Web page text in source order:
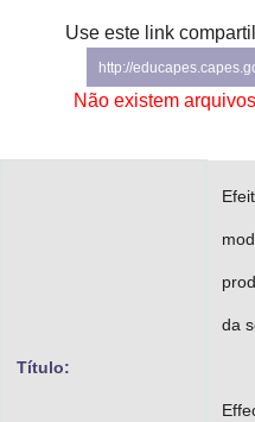
Advocacia-Geral da União
Banco Central do Brasil
Planalto
Use este link
http://
Não existem
Título:
da